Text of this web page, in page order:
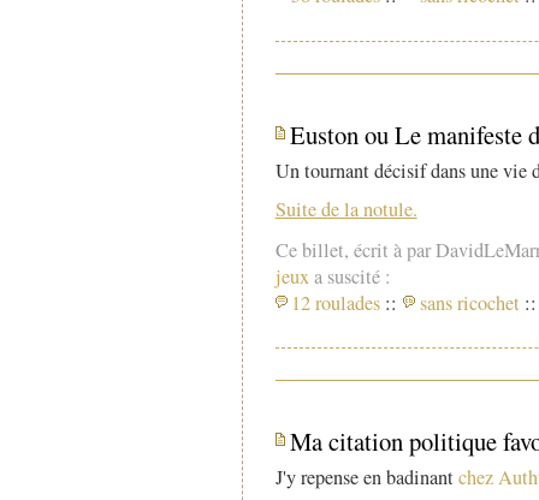
Euston ou Le manifeste
Un tournant décisif dans une vie
Suite de la notule.
Ce billet, écrit à par
jeuxa suscité :
12 roulades :: sans ricochet ::
Ma citation politique
J'y repense en badinantchez